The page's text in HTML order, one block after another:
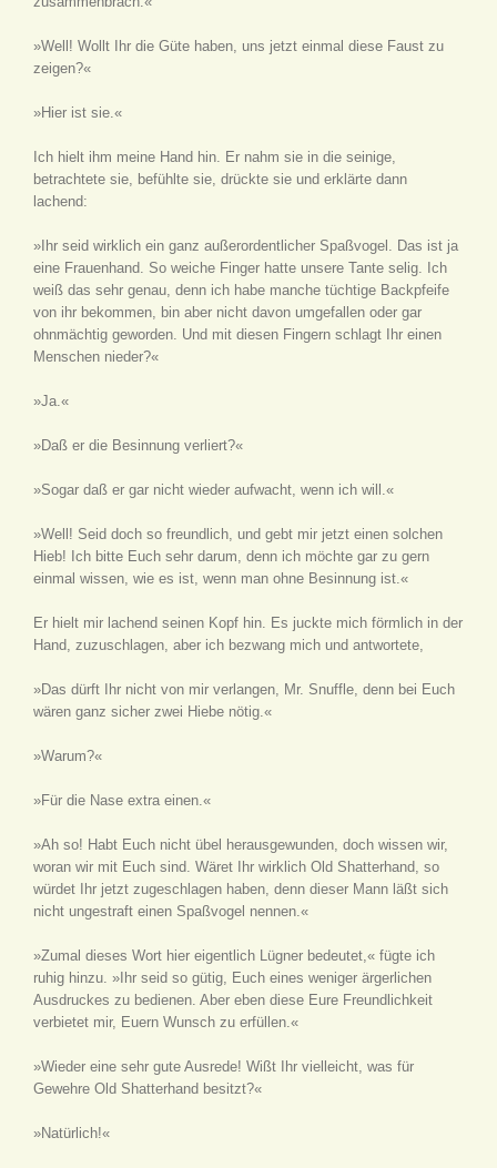
»Well! Wollt Ihr die Güte haben, uns jetzt einmal diese Faust zu
zeigen?«
»Hier ist sie.«
Ich hielt ihm meine Hand hin. Er nahm sie in die seinige,
betrachtete sie, befühlte sie, drückte sie und erklärte dann
lachend:
»Ihr seid wirklich ein ganz außerordentlicher Spaßvogel. Das ist ja
eine Frauenhand. So weiche Finger hatte unsere Tante selig. Ich
weiß das sehr genau, denn ich habe manche tüchtige Backpfeife
von ihr bekommen, bin aber nicht davon umgefallen oder gar
ohnmächtig geworden. Und mit diesen Fingern schlagt Ihr einen
Menschen nieder?«
»Ja.«
»Daß er die Besinnung verliert?«
»Sogar daß er gar nicht wieder aufwacht, wenn ich will.«
»Well! Seid doch so freundlich, und gebt mir jetzt einen solchen
Hieb! Ich bitte Euch sehr darum, denn ich möchte gar zu gern
einmal wissen, wie es ist, wenn man ohne Besinnung ist.«
Er hielt mir lachend seinen Kopf hin. Es juckte mich förmlich in der
Hand, zuzuschlagen, aber ich bezwang mich und antwortete,
»Das dürft Ihr nicht von mir verlangen, Mr. Snuffle, denn bei Euch
wären ganz sicher zwei Hiebe nötig.«
»Warum?«
»Für die Nase extra einen.«
»Ah so! Habt Euch nicht übel herausgewunden, doch wissen wir,
woran wir mit Euch sind. Wäret Ihr wirklich Old Shatterhand, so
würdet Ihr jetzt zugeschlagen haben, denn dieser Mann läßt sich
nicht ungestraft einen Spaßvogel nennen.«
»Zumal dieses Wort hier eigentlich Lügner bedeutet,« fügte ich
ruhig hinzu. »Ihr seid so gütig, Euch eines weniger ärgerlichen
Ausdruckes zu bedienen. Aber eben diese Eure Freundlichkeit
verbietet mir, Euern Wunsch zu erfüllen.«
»Wieder eine sehr gute Ausrede! Wißt Ihr vielleicht, was für
Gewehre Old Shatterhand besitzt?«
»Natürlich!«